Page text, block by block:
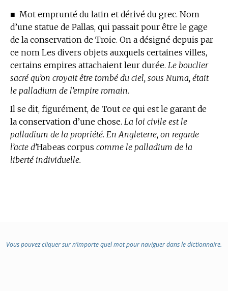
■ Mot emprunté du latin et dérivé du grec. Nom
d’une statue de Pallas, qui passait pour être le gage
de la conservation de Troie. On a désigné depuis par
ce nom Les divers objets auxquels certaines villes,
certains empires attachaient leur durée. Le bouclier
sacré qu’on croyait être tombé du ciel, sous Numa, était
le palladium de l’empire romain.
Il se dit, figurément, de Tout ce qui est le garant de
la conservation d’une chose. La loi civile est le
palladium de la propriété. En Angleterre, on regarde
l’acte d’Habeas corpus comme le palladium de la
liberté individuelle.
Vous pouvez cliquer sur n’importe quel mot pour naviguer dans le dictionnaire.